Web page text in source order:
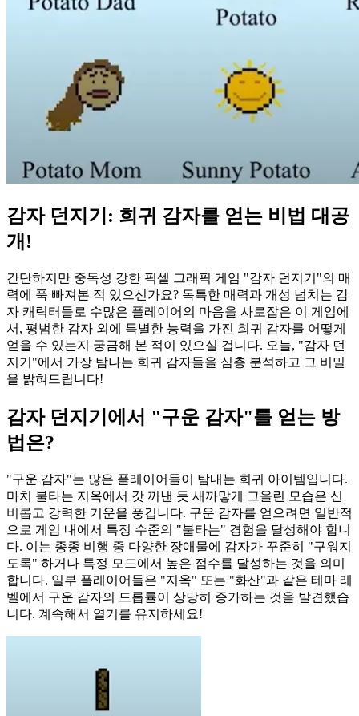
감자 던지기: 희귀 감자를 얻는 비법 대공
개!
간단하지만 중독성 강한 픽셀 그래픽 게임 "감자 던지기"의 매
력에 푹 빠져본 적 있으신가요? 독특한 매력과 개성 넘치는 감
자 캐릭터들로 수많은 플레이어의 마음을 사로잡은 이 게임에
서, 평범한 감자 외에 특별한 능력을 가진 희귀 감자를 어떻게
얻을 수 있는지 궁금해 본 적이 있으실 겁니다. 오늘, "감자 던
지기"에서 가장 탐나는 희귀 감자들을 심층 분석하고 그 비밀
을 밝혀드립니다!
감자 던지기에서 "구운 감자"를 얻는 방
법은?
"구운 감자"는 많은 플레이어들이 탐내는 희귀 아이템입니다.
마치 불타는 지옥에서 갓 꺼낸 듯 새까맣게 그을린 모습은 신
비롭고 강력한 기운을 풍깁니다. 구운 감자를 얻으려면 일반적
으로 게임 내에서 특정 수준의 "불타는" 경험을 달성해야 합니
다. 이는 종종 비행 중 다양한 장애물에 감자가 꾸준히 "구워지
도록" 하거나 특정 모드에서 높은 점수를 달성하는 것을 의미
합니다. 일부 플레이어들은 "지옥" 또는 "화산"과 같은 테마 레
벨에서 구운 감자의 드롭률이 상당히 증가하는 것을 발견했습
니다. 계속해서 열기를 유지하세요!